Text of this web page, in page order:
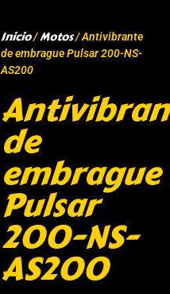
Inicio/Motos/ Antivibrante
de embrague Pulsar 200-NS-
AS200
de
embrague
Pulsar
200-NS-
AS200